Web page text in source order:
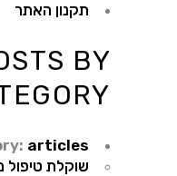
תקנון האתר
BY
articles
שוקלת טיפול